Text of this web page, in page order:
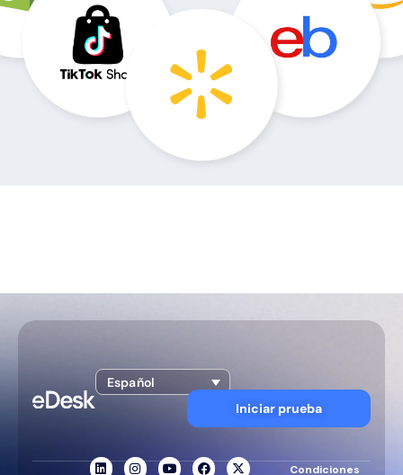
Español
Iniciar prueba
Condiciones